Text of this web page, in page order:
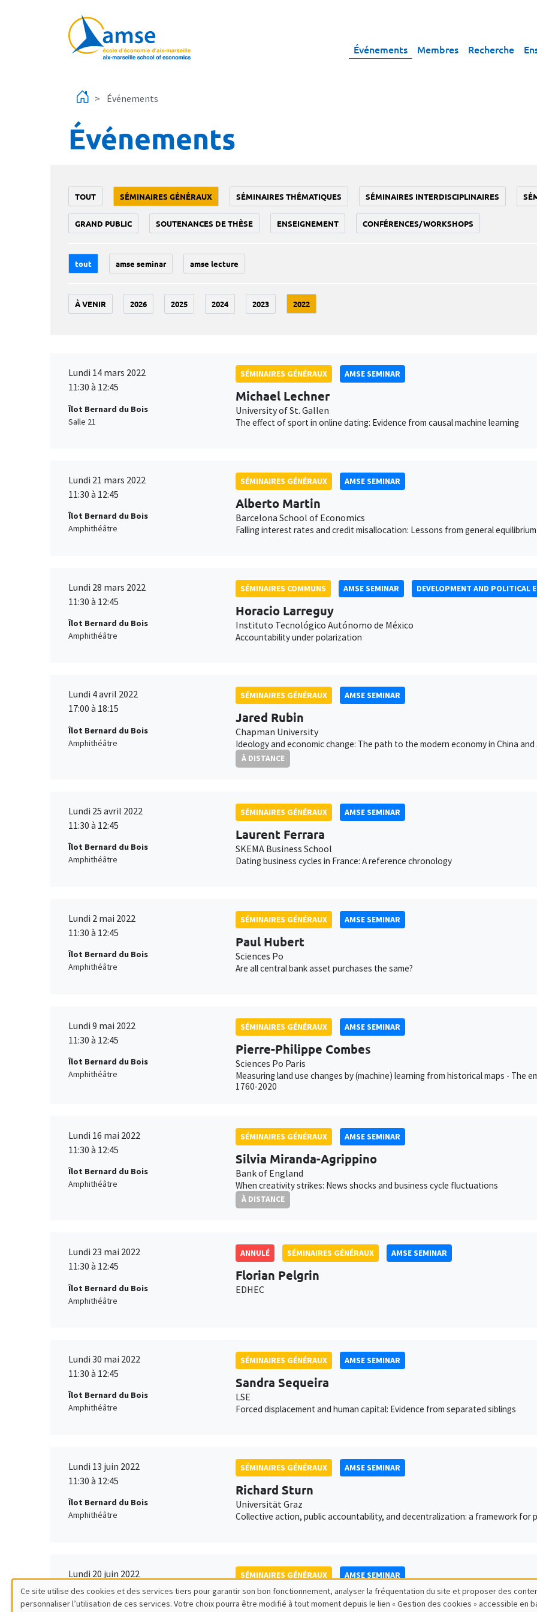
Événements Membres Recherche
Événements
Événements
TOUT SÉMINAIRES GÉNÉRAUX SÉMINAIRES THÉMATIQUES SÉMINAIRES INTERDISCIPLINAIRES
GRAND PUBLIC SOUTENANCES DE THÈSE ENSEIGNEMENT CONFÉRENCES/WORKSHOPS
tout amse seminar amse lecture
À VENIR 2026 2025 2024 2023 2022
Lundi 14 mars 2022
11:30 à 12:45
Îlot Bernard du Bois
Salle 21
SÉMINAIRES GÉNÉRAUX AMSE SEMINAR
Michael Lechner
University of St. Gallen
The effect of sport in online dating: Evidence from causal machine learning
Lundi 21 mars 2022
11:30 à 12:45
Îlot Bernard du Bois
Amphithéâtre
SÉMINAIRES GÉNÉRAUX AMSE SEMINAR
Alberto Martin
Barcelona School of Economics
Falling interest rates and credit misallocation: Lessons from general equilibrium
Lundi 28 mars 2022
11:30 à 12:45
Îlot Bernard du Bois
Amphithéâtre
SÉMINAIRES COMMUNS AMSE SEMINAR DEVELOPMENT AND POLITICAL
Horacio Larreguy
Instituto Tecnológico Autónomo de México
Accountability under polarization
Lundi 4 avril 2022
17:00 à 18:15
Îlot Bernard du Bois
Amphithéâtre
SÉMINAIRES GÉNÉRAUX AMSE SEMINAR
Jared Rubin
Chapman University
Ideology and economic change: The path to the modern economy in China and
À DISTANCE
Lundi 25 avril 2022
11:30 à 12:45
Îlot Bernard du Bois
Amphithéâtre
SÉMINAIRES GÉNÉRAUX AMSE SEMINAR
Laurent Ferrara
SKEMA Business School
Dating business cycles in France: A reference chronology
Lundi 2 mai 2022
11:30 à 12:45
Îlot Bernard du Bois
Amphithéâtre
SÉMINAIRES GÉNÉRAUX AMSE SEMINAR
Paul Hubert
Sciences Po
Are all central bank asset purchases the same?
Lundi 9 mai 2022
11:30 à 12:45
Îlot Bernard du Bois
Amphithéâtre
SÉMINAIRES GÉNÉRAUX AMSE SEMINAR
Pierre-Philippe Combes
Sciences Po Paris
Measuring land use changes by (machine) learning from historical maps - The
1760-2020
Lundi 16 mai 2022
11:30 à 12:45
Îlot Bernard du Bois
Amphithéâtre
SÉMINAIRES GÉNÉRAUX AMSE SEMINAR
Silvia Miranda-Agrippino
Bank of England
When creativity strikes: News shocks and business cycle fluctuations
À DISTANCE
Lundi 23 mai 2022
11:30 à 12:45
Îlot Bernard du Bois
Amphithéâtre
ANNULÉ SÉMINAIRES GÉNÉRAUX AMSE SEMINAR
Florian Pelgrin
EDHEC
Lundi 30 mai 2022
11:30 à 12:45
Îlot Bernard du Bois
Amphithéâtre
SÉMINAIRES GÉNÉRAUX AMSE SEMINAR
Sandra Sequeira
LSE
Forced displacement and human capital: Evidence from separated siblings
Lundi 13 juin 2022
11:30 à 12:45
Îlot Bernard du Bois
Amphithéâtre
SÉMINAIRES GÉNÉRAUX AMSE SEMINAR
Richard Sturn
Universität Graz
Collective action, public accountability, and decentralization: a framework for
Lundi 20 juin 2022
11:30 à 12:45
Îlot Bernard du Bois
SÉMINAIRES GÉNÉRAUX AMSE SEMINAR
Garance Genicot
Ce site utilise des cookies et des services tiers pour garantir son bon fonctionnement, analyser la fréquentation du site et proposer des
personnaliser l’utilisation de ces services. Votre choix pourra être modifié à tout moment depuis le lien « Gestion des cookies » accessible en